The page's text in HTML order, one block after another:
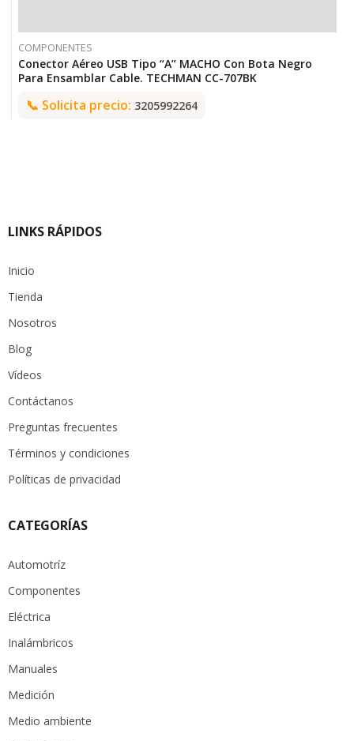
COMPONENTES
Conector Aéreo USB Tipo “A” MACHO Con Bota Negro
Para Ensamblar Cable. TECHMAN CC-707BK
📞 Solicita precio: 3205992264
LINKS RÁPIDOS
Inicio
Tienda
Nosotros
Blog
Vídeos
Contáctanos
Preguntas frecuentes
Términos y condiciones
Políticas de privacidad
CATEGORÍAS
Automotríz
Componentes
Eléctrica
Inalámbricos
Manuales
Medición
Medio ambiente